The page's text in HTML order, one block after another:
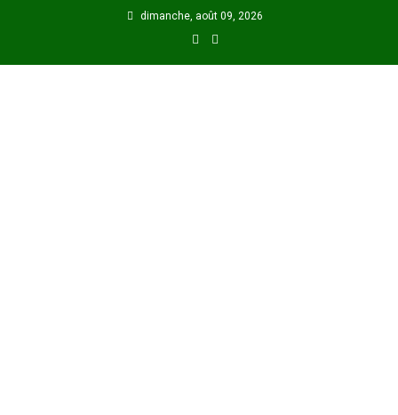
dimanche, août 09, 2026